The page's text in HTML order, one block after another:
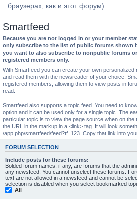
браузерах, как и этот форум)
Smartfeed
Because you are not logged in or your member
only subscribe to the list of public forums shown
you want to also subscribe to nonpublic forums
registered members only.
With Smartfeed you can create your own
and read them with the newsreader of your choice.
registered members, allowing them to view posts in
read.
Smartfeed also supports a topic feed. You need to
option and it can be used only for a single topic. The
particular topic is to view the page source when on the
the URL in the markup in a <link> tag. It will look
/app.php/smartfeed/feed?tf=123. Copy that link into
FORUM SELECTION
Include posts for these forums:
Bolded forum names, if any, are forums that the
any newsfeed. You cannot unselect these forums.
text are not allowed in a newsfeed and cannot be
selection is disabled when you select bookmarked
All